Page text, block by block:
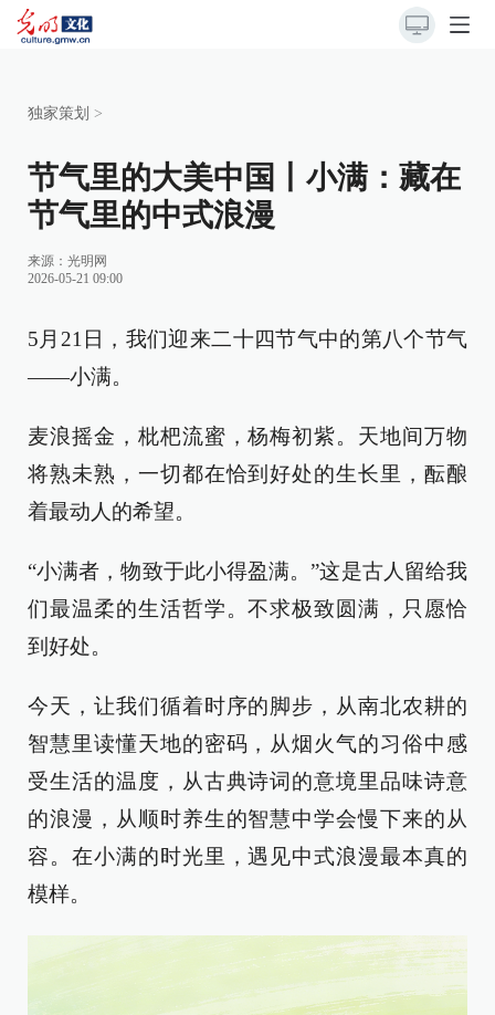
独家策划 >
节气里的大美中国丨小满：藏在
节气里的中式浪漫
来源： 光明网
2026-05-21 09:00
5月21日，我们迎来二十四节气中的第八个节气
——小满。
麦浪摇金，枇杷流蜜，杨梅初紫。天地间万物
将熟未熟，一切都在恰到好处的生长里，酝酿
着最动人的希望。
“小满者，物致于此小得盈满。”这是古人留给我
们最温柔的生活哲学。不求极致圆满，只愿恰
到好处。
今天，让我们循着时序的脚步，从南北农耕的
智慧里读懂天地的密码，从烟火气的习俗中感
受生活的温度，从古典诗词的意境里品味诗意
的浪漫，从顺时养生的智慧中学会慢下来的从
容。在小满的时光里，遇见中式浪漫最本真的
模样。